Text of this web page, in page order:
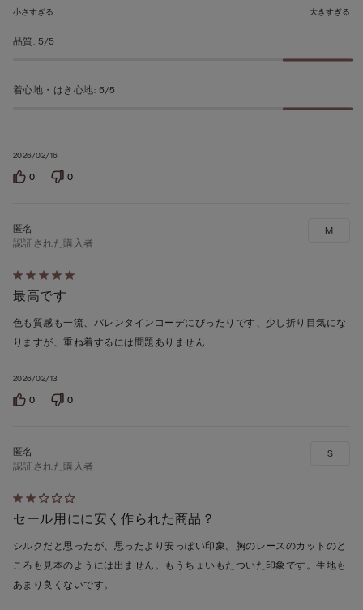
ち
5
価
2026/02/16
小さすぎる 大きすぎる
品質: 5/5
着心地・はき心地: 5/5
0 0
5
段
階
の
ち
5
価
2026/02/13
認証された購入者
最高です
色も質感も一流、バレンタインコーデにぴったりです、少し折り目気にな
りますが、重ね着するには問題ありません
M
0 0
5
段
階
の
う
認証された購入者
セール用にに安く作られた商品？
シルクだと思ったが、思ったより安っぽい印象。胸のレースのカットのと
ころも見本のようには出ません。もうちょいもたついた印象です。生地も
あまり良くないです。
S